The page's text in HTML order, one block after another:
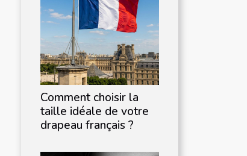
Comment choisir la
taille idéale de votre
drapeau français ?